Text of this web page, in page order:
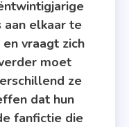
Helgeson
,
Maren
Stoffels
aan elkaar te
vraagt zich
moet
ze
dat hun
fanfictie die